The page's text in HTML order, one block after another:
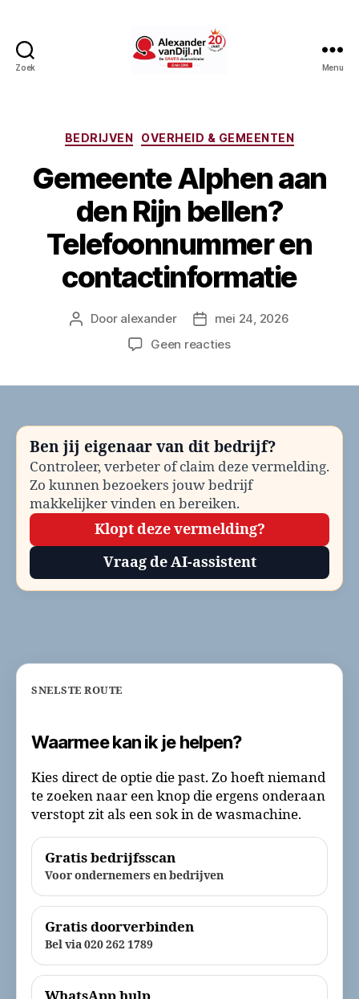
Zoek Menu
Categorieën
BEDRIJVEN OVERHEID & GEMEENTEN
Gemeente Alphen aan
den Rijn bellen?
Telefoonnummer en
contactinformatie
Berichtauteur
Door alexander Berichtdatum
mei 24, 2026
Geen reactiesop
Rijn
bellen?
Telefoonnummer
en
contactinformatie
Ben jij eigenaar van dit bedrijf?
Controleer, verbeter of claim deze vermelding.
Zo kunnen bezoekers jouw bedrijf
makkelijker vinden en bereiken.
Klopt deze vermelding?
Vraag de AI-assistent
SNELSTE ROUTE
Waarmee kan ik je helpen?
Kies direct de optie die past. Zo hoeft niemand
te zoeken naar een knop die ergens onderaan
verstopt zit als een sok in de wasmachine.
Gratis bedrijfsscan
Voor ondernemers en bedrijven
Gratis doorverbinden
Bel via 020 262 1789